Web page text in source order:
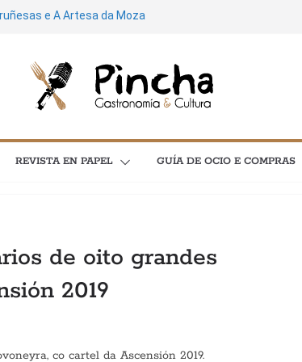
e A Artesa da Moza
espero que quen
máis de 3.600 plans para
e exposicións
protagonizan unha
REVISTA EN PAPEL GUÍA DE OCIO E COMPRAS
de oito grandes
2019
Churrasco en verán
15 Xullo, 2026